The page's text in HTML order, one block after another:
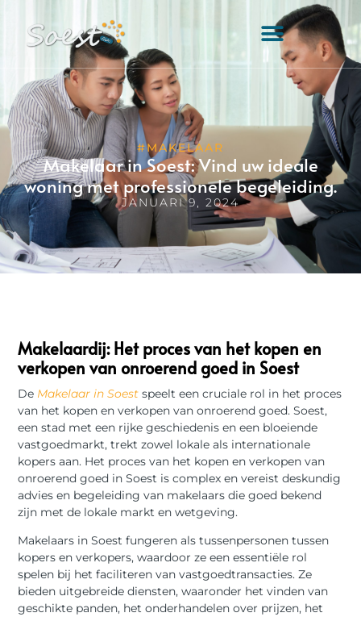
#MAKELAAR
Makelaar in Soest: Vind uw ideale
woning met professionele begeleiding.
JANUARI 9, 2024
Makelaardij: Het proces van het kopen en
verkopen van onroerend goed in Soest
De Makelaar in Soest speelt een cruciale rol in het proces
van het kopen en verkopen van onroerend goed. Soest,
een stad met een rijke geschiedenis en een bloeiende
vastgoedmarkt, trekt zowel lokale als internationale
kopers aan. Het proces van het kopen en verkopen van
onroerend goed in Soest is complex en vereist deskundig
advies en begeleiding van makelaars die goed bekend
zijn met de lokale markt en wetgeving.
Makelaars in Soest fungeren als tussenpersonen tussen
kopers en verkopers, waardoor ze een essentiële rol
spelen bij het faciliteren van vastgoedtransacties. Ze
bieden uitgebreide diensten, waaronder het vinden van
geschikte panden, het onderhandelen over prijzen, het